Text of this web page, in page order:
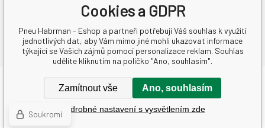
Copyright © 2026 Pneu Habrman s.r.o.
Všechna práva vyhrazena.
Tvorba a pronájem eshopůBINARGON.cz-Mapa stránek
Cookies a GDPR
Pneu Habrman - Eshop a partneři potřebují Váš souhlas k využití
jednotlivých dat, aby Vám mimo jiné mohli ukazovat informace
týkající se Vašich zájmů pomocí personalizace reklam. Souhlas
udělíte kliknutím na políčko "Ano, souhlasím".
Zamítnout vše Ano, souhlasím
Podrobné nastavení s vysvětlením zde
Soukromí